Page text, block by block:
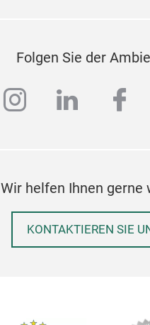
Folgen Sie der
instagram
linkedin
Wir helfen Ihnen gerne
KONTAKTIEREN SIE